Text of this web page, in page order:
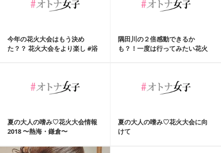
今年の花火大会はもう決め
た？？ 花火大会をより楽し #浴
隅田川の２倍感動できるか
も？！一度は行ってみたい花火
夏の大人の嗜み♡花火大会情報
2018 〜熱海・鎌倉〜
夏の大人の嗜み♡花火大会に向
けて